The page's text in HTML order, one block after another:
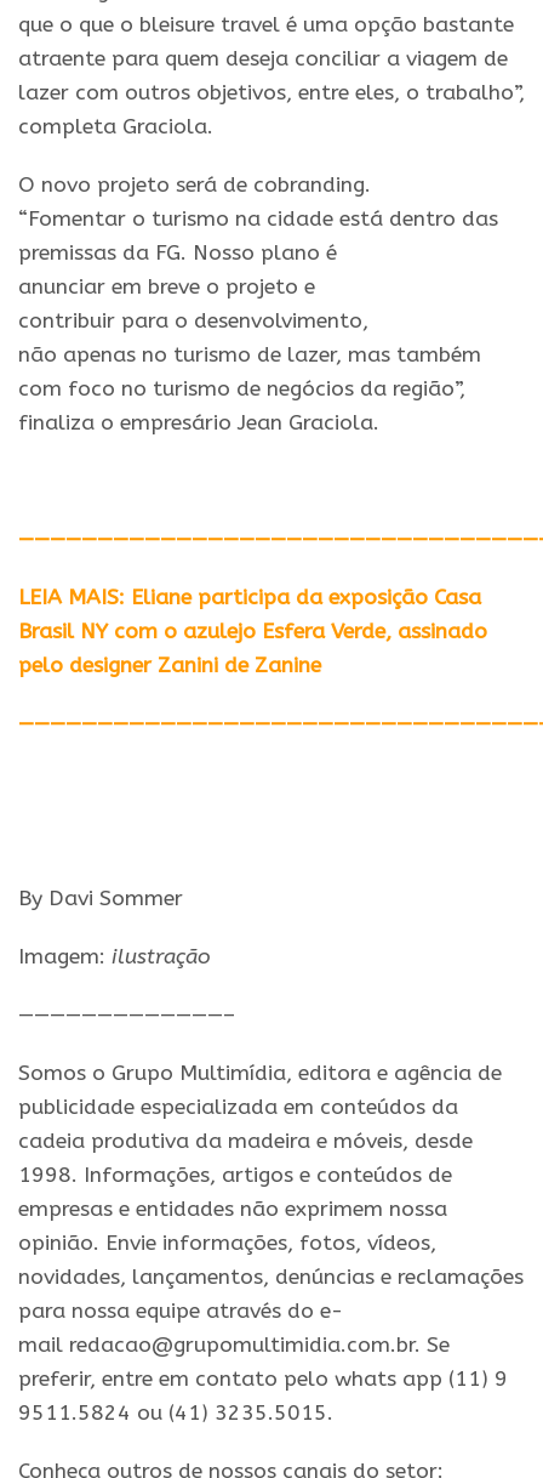
que o que o bleisure travel é uma opção bastante
atraente para quem deseja conciliar a viagem de
lazer com outros objetivos, entre eles, o trabalho”,
completa Graciola.
O novo projeto será de cobranding.
“Fomentar o turismo na cidade está dentro das
premissas da FG. Nosso plano é
anunciar em breve o projeto e
contribuir para o desenvolvimento,
não apenas no turismo de lazer, mas também
com foco no turismo de negócios da região”,
finaliza o empresário Jean Graciola.
LEIA MAIS: Eliane participa da exposição Casa
Brasil NY com o azulejo Esfera Verde, assinado
pelo designer Zanini de Zanine
By Davi Sommer
Imagem: ilustração
—————————————–
Somos o Grupo Multimídia, editora e agência de
publicidade especializada em conteúdos da
cadeia produtiva da madeira e móveis, desde
1998. Informações, artigos e conteúdos de
empresas e entidades não exprimem nossa
opinião. Envie informações, fotos, vídeos,
novidades, lançamentos, denúncias e reclamações
para nossa equipe através do e-
mail redacao@grupomultimidia.com.br. Se
preferir, entre em contato pelo whats app (11) 9
9511.5824 ou (41) 3235.5015.
Conheça outros de nossos canais do setor: